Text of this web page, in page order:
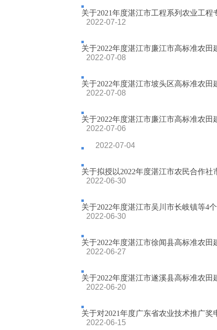
关于2021年度湛江市工程系列农业工
2022-07-12
关于2022年度湛江市廉江市高标准农
2022-07-08
关于2022年度湛江市坡头区高标准农
2022-07-08
关于2022年度湛江市廉江市高标准农
2022-07-06
2022-07-04
关于拟授以2022年度湛江市农民合作
2022-06-30
关于2022年度湛江市吴川市长岐镇等4
2022-06-30
关于2022年度湛江市徐闻县高标准农
2022-06-27
关于2022年度湛江市遂溪县高标准农
2022-06-20
关于对2021年度广东省农业技术推广奖
2022-06-15